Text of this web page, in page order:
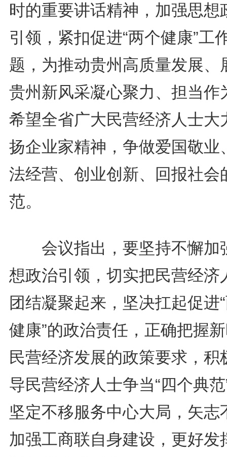
时的重要讲话精神，加强思想
引领，紧扣促进“两个健康”工
题，为推动贵州高质量发展、
贵州新风采凝心聚力、担当作
希望全省广大民营经济人士大
扬企业家精神，争做爱国敬业
法经营、创业创新、回报社会
范。
会议指出，要坚持不懈加
想政治引领，切实把民营经济
团结凝聚起来，坚决扛起促进
健康”的政治责任，正确把握
民营经济发展的政策要求，积
导民营经济人士争当“四个典
坚定不移服务中心大局，矢志
加强工商联自身建设，更好发